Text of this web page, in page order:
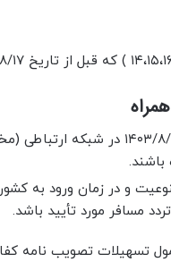
گوشی های تلفن همراه که قبل از
مسافر مورد تأیید باشد.
تسهیلات تصویب نامه